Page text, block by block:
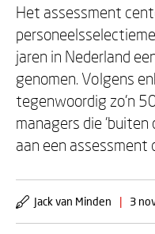
Het assessment
jaren in Nederland
genomen. Volgens
tegenwoordig zo'n
managers die
aan een assessment
Jack van Minden | 3